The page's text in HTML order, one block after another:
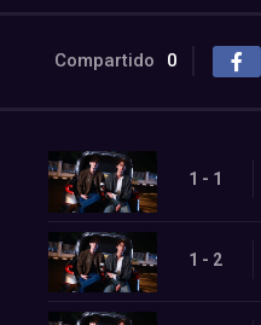
Compartido 0
1 - 1
1 - 2